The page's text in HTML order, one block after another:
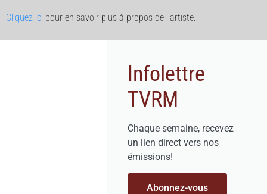
Cliquez ici pour en savoir plus à propos de l’artiste.
Infolettre
TVRM
Chaque semaine, recevez
un lien direct vers nos
émissions!
Abonnez-vous